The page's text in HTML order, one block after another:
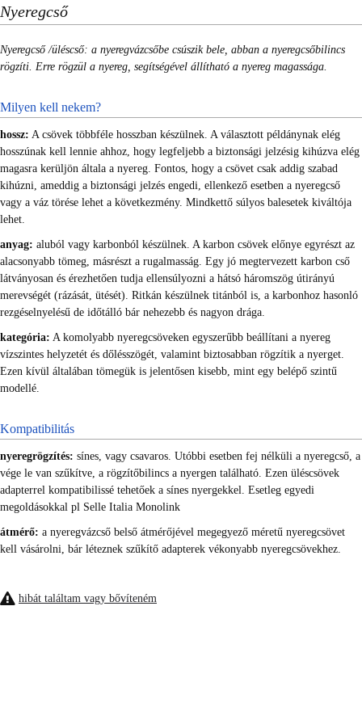
Nyeregcső
Nyeregcső /üléscső: a nyeregvázcsőbe csúszik bele, abban a nyeregcsőbilincs
rögzíti. Erre rögzül a nyereg, segítségével állítható a nyereg magassága.
Milyen kell nekem?
hossz: A csövek többféle hosszban készülnek. A választott példánynak elég
hosszúnak kell lennie ahhoz, hogy legfeljebb a biztonsági jelzésig kihúzva elég
magasra kerüljön általa a nyereg. Fontos, hogy a csövet csak addig szabad
kihúzni, ameddig a biztonsági jelzés engedi, ellenkező esetben a nyeregcső
vagy a váz törése lehet a következmény. Mindkettő súlyos balesetek kiváltója
lehet.
anyag: aluból vagy karbonból készülnek. A karbon csövek előnye egyrészt az
alacsonyabb tömeg, másrészt a rugalmasság. Egy jó megtervezett karbon cső
látványosan és érezhetően tudja ellensúlyozni a hátsó háromszög útirányú
merevségét (rázását, ütését). Ritkán készülnek titánból is, a karbonhoz hasonló
rezgéselnyelésű de időtálló bár nehezebb és nagyon drága.
kategória: A komolyabb nyeregcsöveken egyszerűbb beállítani a nyereg
vízszintes helyzetét és dőlésszögét, valamint biztosabban rögzítik a nyerget.
Ezen kívül általában tömegük is jelentősen kisebb, mint egy belépő szintű
modellé.
Kompatibilitás
nyeregrögzítés: sínes, vagy csavaros. Utóbbi esetben fej nélküli a nyeregcső, a
vége le van szűkítve, a rögzítőbilincs a nyergen található. Ezen üléscsövek
adapterrel kompatibilissé tehetőek a sínes nyergekkel. Esetleg egyedi
megoldásokkal pl Selle Italia Monolink
átmérő: a nyeregvázcső belső átmérőjével megegyező méretű nyeregcsövet
kell vásárolni, bár léteznek szűkítő adapterek vékonyabb nyeregcsövekhez.
hibát találtam vagy bővíteném